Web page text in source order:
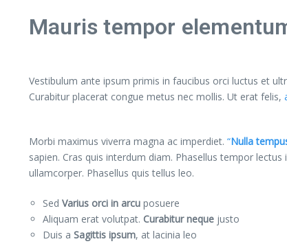
Mauris tempor
Vestibulum ante ipsum primis in faucibus orci luctus et
Curabitur placerat congue metus nec mollis. Ut erat felis,
Morbi maximus viverra magna ac imperdiet. “Nulla
sapien. Cras quis interdum diam. Phasellus tempor
ullamcorper. Phasellus quis tellus leo.
Sed Varius orci in arcu posuere
Aliquam erat volutpat. Curabitur neque justo
Duis a Sagittis ipsum, at lacinia leo